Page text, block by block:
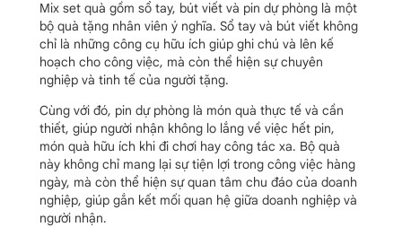
Mix set quà gồm sổ tay, bút viết và pin dự phòng là một
bộ quà tặng nhân viên ý nghĩa. Sổ tay và bút viết không
chỉ là những công cụ hữu ích giúp ghi chú và lên kế
hoạch cho công việc, mà còn thể hiện sự chuyên
nghiệp và tinh tế của người tặng.
Cùng với đó, pin dự phòng là món quà thực tế và cần
thiết, giúp người nhận không lo lắng về việc hết pin,
món quà hữu ích khi đi chơi hay công tác xa. Bộ quà
này không chỉ mang lại sự tiện lợi trong công việc hàng
ngày, mà còn thể hiện sự quan tâm chu đáo của doanh
nghiệp, giúp gắn kết mối quan hệ giữa doanh nghiệp và
người nhận.